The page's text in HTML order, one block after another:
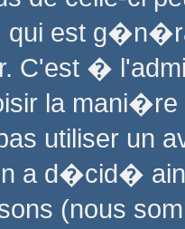
qui est
C'est �
la
utiliser un
a d�cid�
(nous